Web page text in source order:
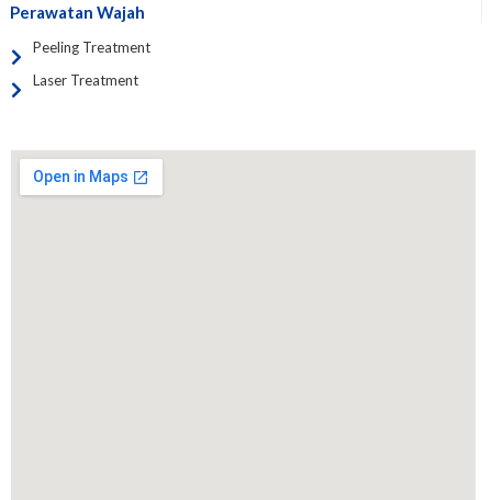
Perawatan Wajah
Peeling Treatment
Laser Treatment